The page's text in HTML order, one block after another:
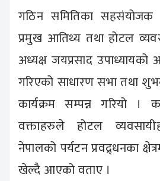
गठिन समितिका सहसंयोजक
प्रमुख आतिथ्य तथा होटल
अध्यक्ष जयप्रसाद उपाध्यायको
गरिएको साधारण सभा तथा
कार्यक्रम सम्पन्न गरियो ।
वक्ताहरुले होटल
नेपालको पर्यटन प्रवद्र्धनका
खेल्दै आएको वताए ।